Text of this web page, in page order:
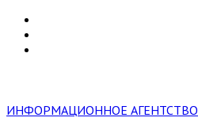
ИНФОРМАЦИОННОЕ АГЕНТСТВО